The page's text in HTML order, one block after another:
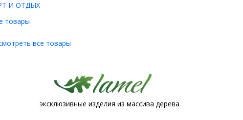
товары
И ОТДЫХ
все товары
эксклюзивные изделия из массива дерева